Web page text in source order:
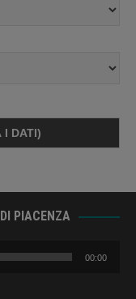
PIACENZA
00:00